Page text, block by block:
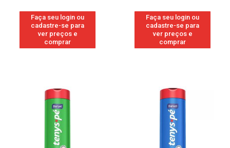
Faça seu login ou
cadastre-se para
ver preços e
comprar
Faça seu login ou
cadastre-se para
ver preços e
comprar